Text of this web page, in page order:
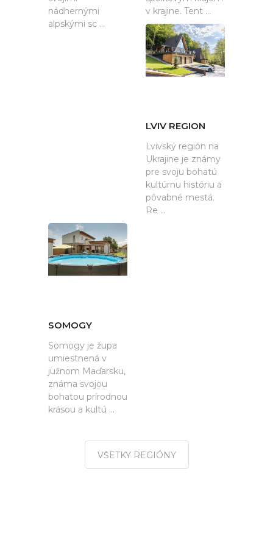
nádhernými
alpskými sc ...
v krajine. Tent ...
LVIV REGION
Lvivský región na
Ukrajine je známy
pre svoju bohatú
kultúrnu históriu a
pôvabné mestá.
Re ...
SOMOGY
Somogy je župa
umiestnená v
južnom Maďarsku,
známa svojou
bohatou prírodnou
krásou a kultú ...
VŠETKY REGIÓNY